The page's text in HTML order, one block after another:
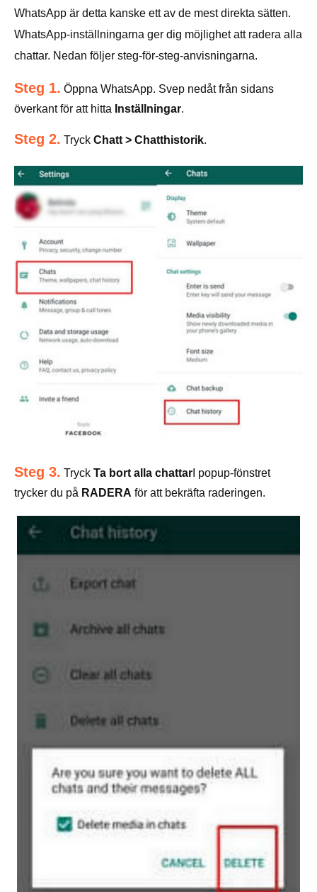
WhatsApp är detta kanske ett av de mest direkta sätten.
WhatsApp-inställningarna ger dig möjlighet att radera alla
chattar. Nedan följer steg-för-steg-anvisningarna.
Steg 1. Öppna WhatsApp. Svep nedåt från sidans
överkant för att hitta Inställningar.
Steg 2. Tryck Chatt > Chatthistorik.
Steg 3. Tryck Ta bort alla chattar I popup-fönstret
trycker du på RADERA för att bekräfta raderingen.